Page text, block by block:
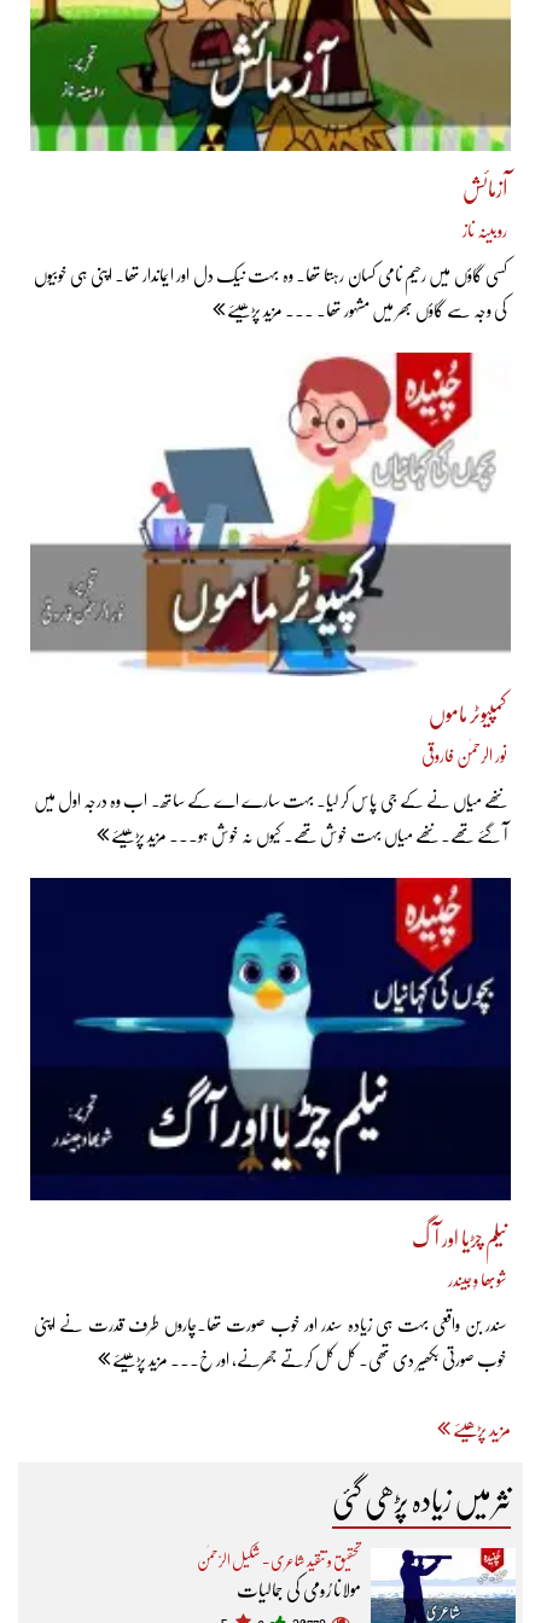
آزمائش
روبینہ ناز
کسی گاؤں میں رحیم نامی کسان رہتا تھا۔ وہ بہت نیک دل اور ایماندار تھا۔ اپنی ہی خوبیوں
کی وجہ سے گاؤں بھر میں مشہور تھا۔ ... مزید پڑھیئے
کمپیوٹر ماموں
نور الرحمٰن فاروقی
ننھے میاں نے کے جی پاس کر لیا۔ بہت سارے اے کے ساتھ۔ اب وہ درجہ اول میں
آ گئے تھے۔ ننھے میاں بہت خوش تھے۔ کیوں نہ خوش ہو... مزید پڑھیئے
نیلم چڑیا اور آگ
شوبھا وِجیندر
سندر بن واقعی بہت ہی زیادہ سندر اور خوب صورت تھا۔چاروں طرف قدرت نے اپنی
خوب صورتی بکھیر دی تھی۔ کل کل کرتے جھرنے، اور خ... مزید پڑھیئے
مزید پڑھیئے
نثر میں زیادہ پڑھی گئی
تحقیق و تنقید شاعری - شکیل الرّحمٰن
مولانا رُومی کی جمالیات